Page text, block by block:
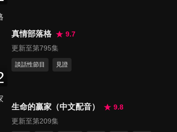
第9集 個性與幸福有關係？！
52分鐘
真情部落格
9.7
更新至第795集
談話性節目 見證
生命的贏家（中文配音）
9.8
更新至第209集